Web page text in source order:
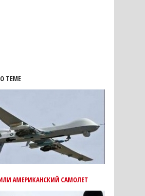
ТЕМЕ
АМЕРИКАНСКИЙ САМОЛЕТ